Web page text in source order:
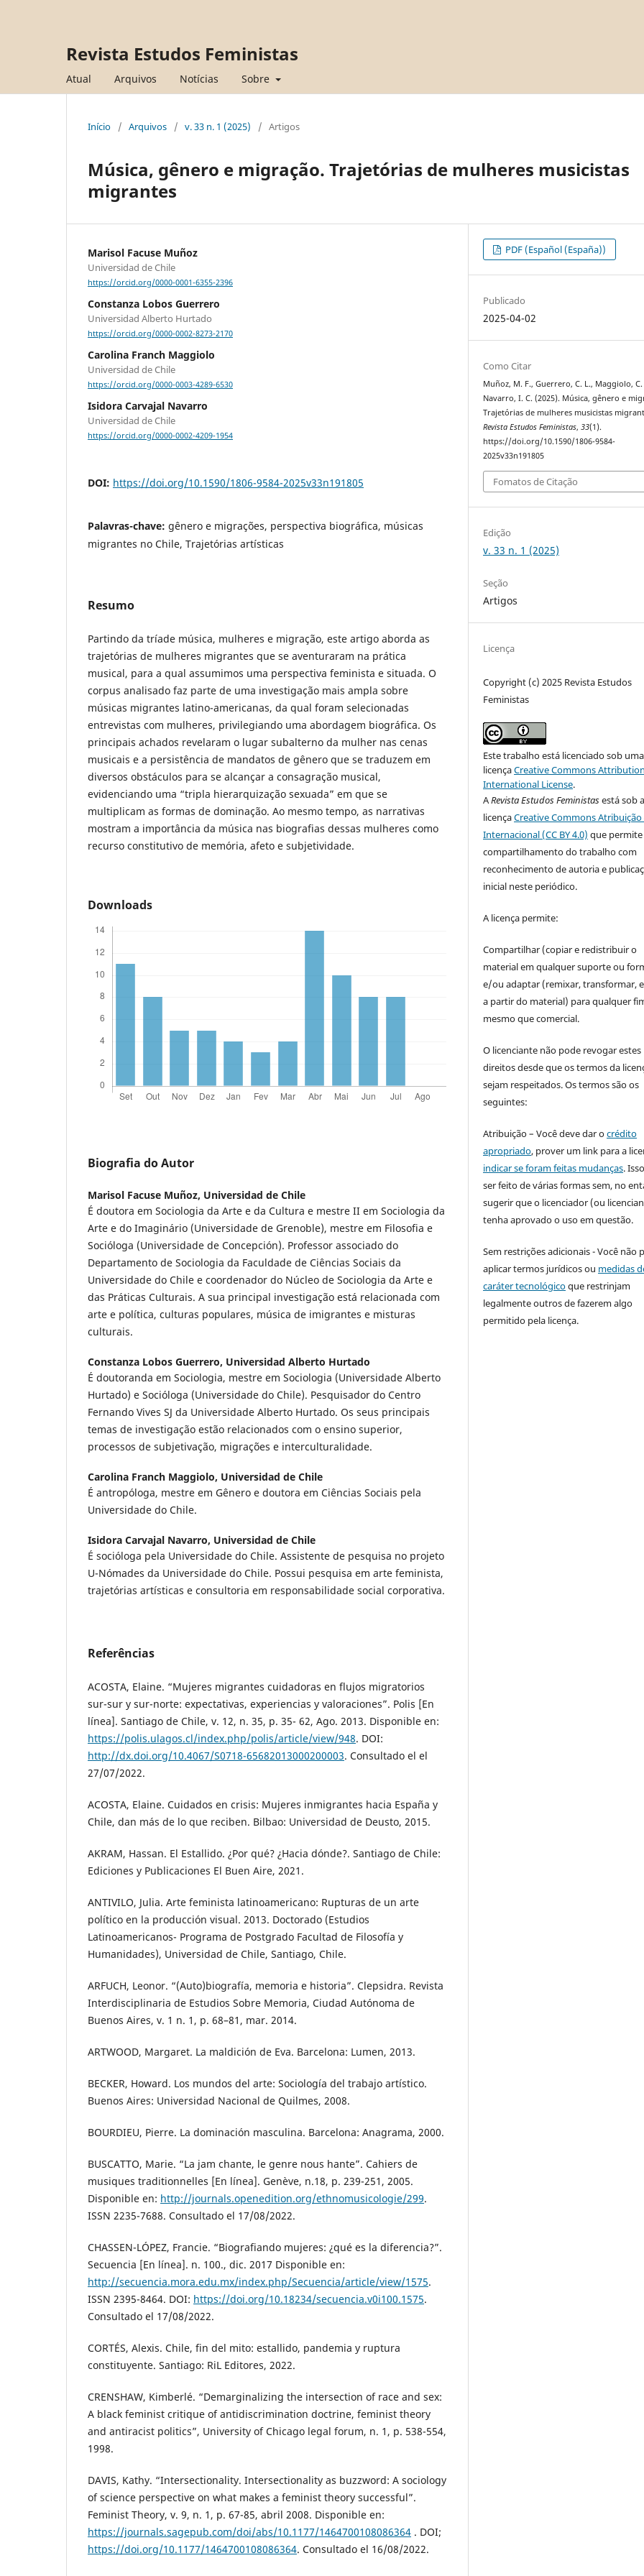
Revista Estudos Feministas
Atual Arquivos Notícias Sobre
Início / Arquivos / v. 33 n. 1 (2025) / Artigos
Música, gênero e migração. Trajetórias de mulheres musicistas
migrantes
Marisol Facuse Muñoz
Universidad de Chile
https://orcid.org/0000-0001-6355-2396
Constanza Lobos Guerrero
Universidad Alberto Hurtado
https://orcid.org/0000-0002-8273-2170
Carolina Franch Maggiolo
Universidad de Chile
https://orcid.org/0000-0003-4289-6530
Isidora Carvajal Navarro
Universidad de Chile
https://orcid.org/0000-0002-4209-1954
DOI: https://doi.org/10.1590/1806-9584-2025v33n191805
Palavras-chave: gênero e migrações, perspectiva biográfica, músicas
migrantes no Chile, Trajetórias artísticas
Resumo
Partindo da tríade música, mulheres e migração, este artigo aborda as
trajetórias de mulheres migrantes que se aventuraram na prática
musical, para a qual assumimos uma perspectiva feminista e situada. O
corpus analisado faz parte de uma investigação mais ampla sobre
músicas migrantes latino-americanas, da qual foram selecionadas
entrevistas com mulheres, privilegiando uma abordagem biográfica. Os
principais achados revelaram o lugar subalterno da mulher nas cenas
musicais e a persistência de mandatos de gênero que se traduzem em
diversos obstáculos para se alcançar a consagração musical,
evidenciando uma “tripla hierarquização sexuada” em que se
multiplicam as formas de dominação. Ao mesmo tempo, as narrativas
mostram a importância da música nas biografias dessas mulheres como
recurso constitutivo de memória, afeto e subjetividade.
Downloads
Biografia do Autor
Marisol Facuse Muñoz, Universidad de Chile
É doutora em Sociologia da Arte e da Cultura e mestre II em Sociologia da
Arte e do Imaginário (Universidade de Grenoble), mestre em Filosofia e
Socióloga (Universidade de Concepción). Professor associado do
Departamento de Sociologia da Faculdade de Ciências Sociais da
Universidade do Chile e coordenador do Núcleo de Sociologia da Arte e
das Práticas Culturais. A sua principal investigação está relacionada com
arte e política, culturas populares, música de imigrantes e misturas
culturais.
Constanza Lobos Guerrero, Universidad Alberto Hurtado
É doutoranda em Sociologia, mestre em Sociologia (Universidade Alberto
Hurtado) e Socióloga (Universidade do Chile). Pesquisador do Centro
Fernando Vives SJ da Universidade Alberto Hurtado. Os seus principais
temas de investigação estão relacionados com o ensino superior,
processos de subjetivação, migrações e interculturalidade.
Carolina Franch Maggiolo, Universidad de Chile
É antropóloga, mestre em Gênero e doutora em Ciências Sociais pela
Universidade do Chile.
Isidora Carvajal Navarro, Universidad de Chile
É socióloga pela Universidade do Chile. Assistente de pesquisa no projeto
U-Nómades da Universidade do Chile. Possui pesquisa em arte feminista,
trajetórias artísticas e consultoria em responsabilidade social corporativa.
Referências
ACOSTA, Elaine. “Mujeres migrantes cuidadoras en flujos migratorios
sur-sur y sur-norte: expectativas, experiencias y valoraciones”. Polis [En
línea]. Santiago de Chile, v. 12, n. 35, p. 35- 62, Ago. 2013. Disponible en:
https://polis.ulagos.cl/index.php/polis/article/view/948. DOI:
http://dx.doi.org/10.4067/S0718-65682013000200003. Consultado el el
27/07/2022.
ACOSTA, Elaine. Cuidados en crisis: Mujeres inmigrantes hacia España y
Chile, dan más de lo que reciben. Bilbao: Universidad de Deusto, 2015.
AKRAM, Hassan. El Estallido. ¿Por qué? ¿Hacia dónde?. Santiago de Chile:
Ediciones y Publicaciones El Buen Aire, 2021.
ANTIVILO, Julia. Arte feminista latinoamericano: Rupturas de un arte
político en la producción visual. 2013. Doctorado (Estudios
Latinoamericanos- Programa de Postgrado Facultad de Filosofía y
Humanidades), Universidad de Chile, Santiago, Chile.
ARFUCH, Leonor. “(Auto)biografía, memoria e historia”. Clepsidra. Revista
Interdisciplinaria de Estudios Sobre Memoria, Ciudad Autónoma de
Buenos Aires, v. 1 n. 1, p. 68–81, mar. 2014.
ARTWOOD, Margaret. La maldición de Eva. Barcelona: Lumen, 2013.
BECKER, Howard. Los mundos del arte: Sociología del trabajo artístico.
Buenos Aires: Universidad Nacional de Quilmes, 2008.
BOURDIEU, Pierre. La dominación masculina. Barcelona: Anagrama, 2000.
BUSCATTO, Marie. “La jam chante, le genre nous hante”. Cahiers de
musiques traditionnelles [En línea]. Genève, n.18, p. 239-251, 2005.
Disponible en: http://journals.openedition.org/ethnomusicologie/299.
ISSN 2235-7688. Consultado el 17/08/2022.
CHASSEN-LÓPEZ, Francie. “Biografiando mujeres: ¿qué es la diferencia?”.
Secuencia [En línea]. n. 100., dic. 2017 Disponible en:
http://secuencia.mora.edu.mx/index.php/Secuencia/article/view/1575.
ISSN 2395-8464. DOI: https://doi.org/10.18234/secuencia.v0i100.1575.
Consultado el 17/08/2022.
CORTÉS, Alexis. Chile, fin del mito: estallido, pandemia y ruptura
constituyente. Santiago: RiL Editores, 2022.
CRENSHAW, Kimberlé. “Demarginalizing the intersection of race and sex:
A black feminist critique of antidiscrimination doctrine, feminist theory
and antiracist politics”, University of Chicago legal forum, n. 1, p. 538-554,
1998.
DAVIS, Kathy. “Intersectionality. Intersectionality as buzzword: A sociology
of science perspective on what makes a feminist theory successful”.
Feminist Theory, v. 9, n. 1, p. 67-85, abril 2008. Disponible en:
https://journals.sagepub.com/doi/abs/10.1177/1464700108086364 . DOI;
https://doi.org/10.1177/1464700108086364. Consultado el 16/08/2022.
PDF (Español (España))
Publicado
2025-04-02
Como Citar
Muñoz, M. F., Guerrero, C. L., Maggiolo, C.
Navarro, I. C. (2025). Música, gênero e
Trajetórias de mulheres musicistas
Revista Estudos Feministas,33(1).
https://doi.org/10.1590/1806-9584-
2025v33n191805
Fomatos de Citação
Edição
v. 33 n. 1 (2025)
Seção
Artigos
Licença
Copyright (c) 2025 Revista Estudos
Feministas
Este trabalho está licenciado sob uma
licençaCreative Commons
International License.
ARevista Estudos Feministasestá sob a
licençaCreative Commons Atribuição
Internacional (CC BY 4.0) que
compartilhamento do trabalho com
reconhecimento de autoria e
inicial neste periódico.
A licença permite:
Compartilhar (copiar e redistribuir o
material em qualquer suporte ou
e/ou adaptar (remixar, transformar,
a partir do material) para qualquer
mesmo que comercial.
O licenciante não pode revogar estes
direitos desde que os termos da
sejam respeitados. Os termos são os
seguintes:
Atribuição – Você deve dar ocrédito
apropriado, prover um link para a
indicar se foram feitas mudanças.
ser feito de várias formas sem, no
sugerir que o licenciador (ou
tenha aprovado o uso em questão.
Sem restrições adicionais - Você não
aplicar termos jurídicos ou medidas
caráter tecnológicoque restrinjam
legalmente outros de fazerem algo
permitido pela licença.